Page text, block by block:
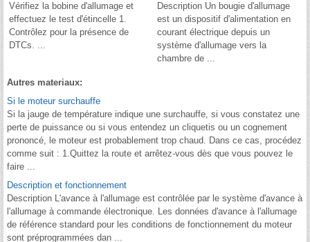
Vérifiez la bobine d'allumage et
effectuez le test d'étincelle 1.
Contrôlez pour la présence de
DTCs. ...
Description Un bougie d'allumage
est un dispositif d'alimentation en
courant électrique depuis un
système d'allumage vers la
chambre de ...
Autres materiaux:
Si le moteur surchauffe
Si la jauge de température indique une surchauffe, si vous constatez une
perte de puissance ou si vous entendez un cliquetis ou un cognement
prononcé, le moteur est probablement trop chaud. Dans ce cas, procédez
comme suit : 1.Quittez la route et arrêtez-vous dès que vous pouvez le
faire ...
Description et fonctionnement
Description L'avance à l'allumage est contrôlée par le système d'avance à
l'allumage à commande électronique. Les données d'avance à l'allumage
de référence standard pour les conditions de fonctionnement du moteur
sont préprogrammées dan ...